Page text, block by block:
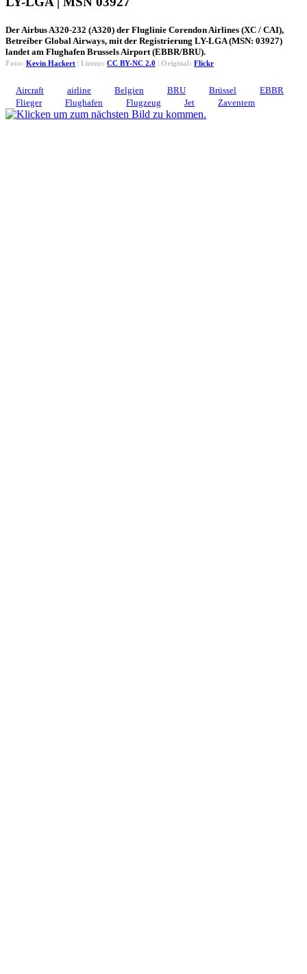
Der Airbus A320-232 (A320) der Fluglinie Corendon Airlines (XC / CAI),
Betreiber Global Airways, mit der Registrierung LY-LGA (MSN: 03927)
landet am Flughafen Brussels Airport (EBBR/BRU).
Foto: Kevin Hackert | Lizenz: CC BY-NC 2.0 | Original: Flickr
Aircraft airline Belgien BRU Brüssel
EBBR
Flieger
Flughafen Flugzeug Jet Zaventem